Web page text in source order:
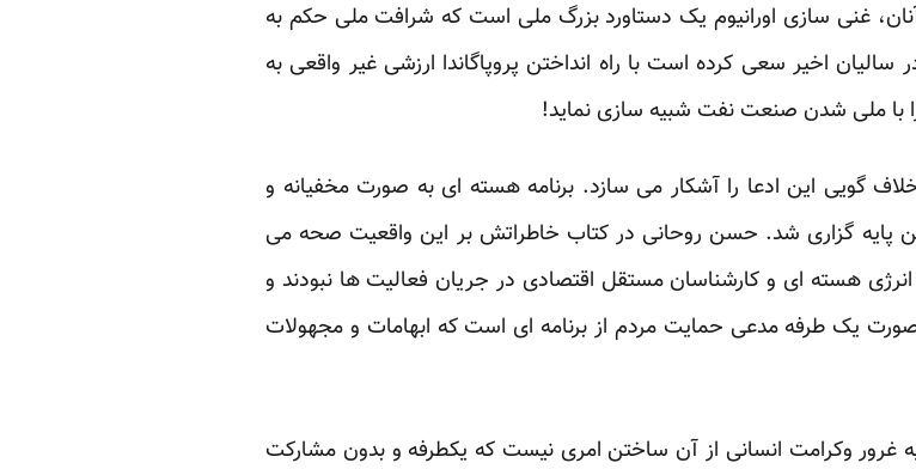
غنی سازی اورانیوم یک دستاورد بزرگ ملی است که شرافت ملی حکم به
اخیر سعی کرده است با راه انداختن پروپاگاندا ارزشی غیر واقعی به
با ملی شدن صنعت نفت شبیه سازی نماید!
گویی این ادعا را آشکار می سازد. برنامه هسته ای به صورت مخفیانه و
پایه گزاری شد. حسن روحانی در کتاب خاطراتش بر این واقعیت صحه می
هسته ای و کارشناسان مستقل اقتصادی در جریان فعالیت ها نبودند و
یک طرفه مدعی حمایت مردم از برنامه ای است که ابهامات و مجهولات
غرور وکرامت انسانی از آن ساختن امری نیست که یکطرفه و بدون مشارکت